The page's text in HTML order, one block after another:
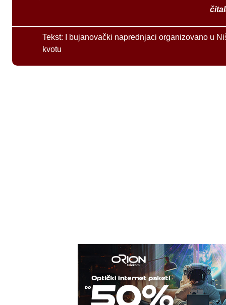
Tekst:
I bujanovački naprednjaci organizovano u
kvotu